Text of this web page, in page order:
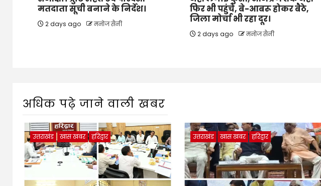
मतदाता सूची बनाने के निर्देश।
2 days ago मनोज सैनी
फिर भी पहुंचे, बे-आबरू होकर बैठे,
जिला मोर्चा भी रहा दूर।
2 days ago मनोज सैनी
अधिक पढ़े जाने वाली खबर
उत्तराखंड खास खबर हरिद्वार उत्तराखंड खास खबर हरिद्वार